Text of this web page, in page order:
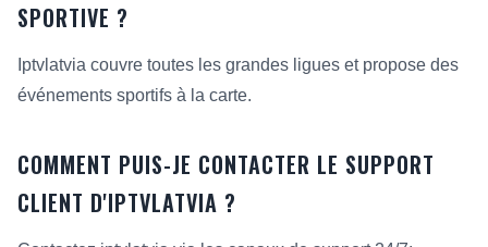
SPORTIVE ?
Iptvlatvia couvre toutes les grandes ligues et propose des
événements sportifs à la carte.
COMMENT PUIS-JE CONTACTER LE SUPPORT
CLIENT D'IPTVLATVIA ?